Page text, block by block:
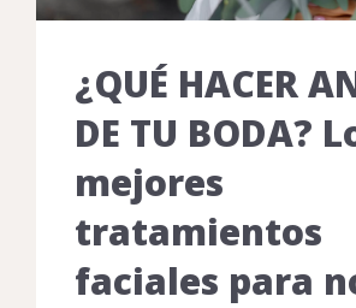
¿QUÉ HACER
DE TU BODA?
mejores
tratamientos
faciales para